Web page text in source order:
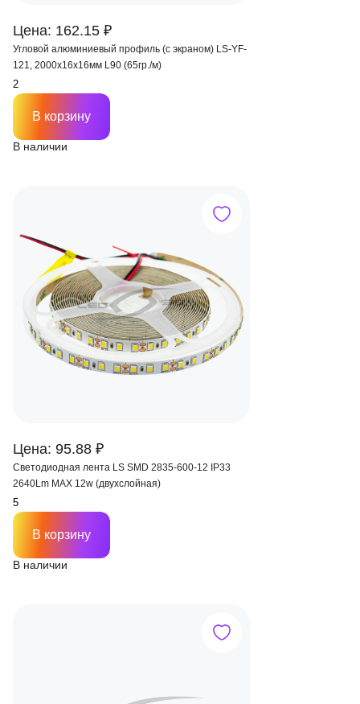
Цена: 162.15 ₽
Угловой алюминиевый профиль (с экраном) LS-YF-
121, 2000х16х16мм L90 (65гр./м)
В наличии
В корзину
Цена: 95.88 ₽
Светодиодная лента LS SMD 2835-600-12 IP33
2640Lm MAX 12w (двухслойная)
В наличии
В корзину